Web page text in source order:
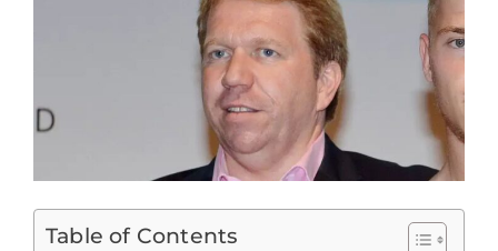
Table of Contents